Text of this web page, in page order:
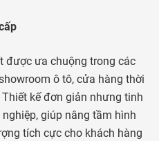
được ưa chuộng trong các
ô tô, cửa hàng thời
kế đơn giản nhưng tinh
giúp nâng tầm hình
tích cực cho khách hàng